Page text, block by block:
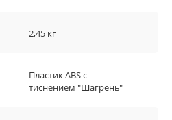
2,45 кг
Пластик ABS с
тиснением "Шагрень"